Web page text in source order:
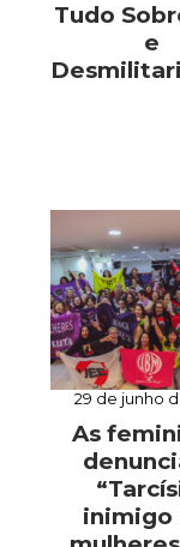
Tudo
e
29 de junho
As
inimigo